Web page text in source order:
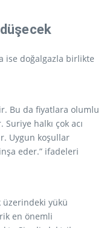
ise doğalgazla birlikte
Bu da fiyatlara olumlu
Suriye halkı çok acı
Uygun koşullar
eder.” ifadeleri
üzerindeki yükü
en önemli